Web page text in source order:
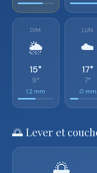
DIM.
🌦️
15°
9°
1.2 mm
LUN.
☁️
17°
7°
0 mm
🌅 Lever et
🌅